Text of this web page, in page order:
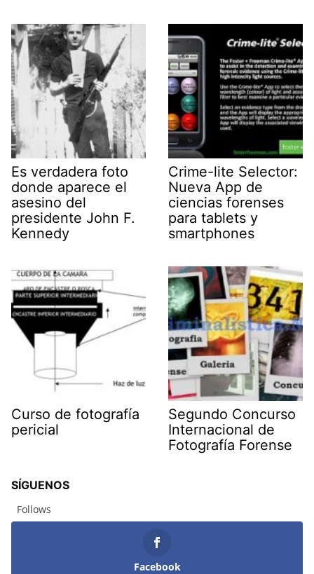
Es verdadera foto
donde aparece el
asesino del
presidente John F.
Kennedy
Crime-lite Selector:
Nueva App de
ciencias forenses
para tablets y
smartphones
Curso de fotografía
pericial
Segundo Concurso
Internacional de
Fotografía Forense
SÍGUENOS
Follows
Facebook